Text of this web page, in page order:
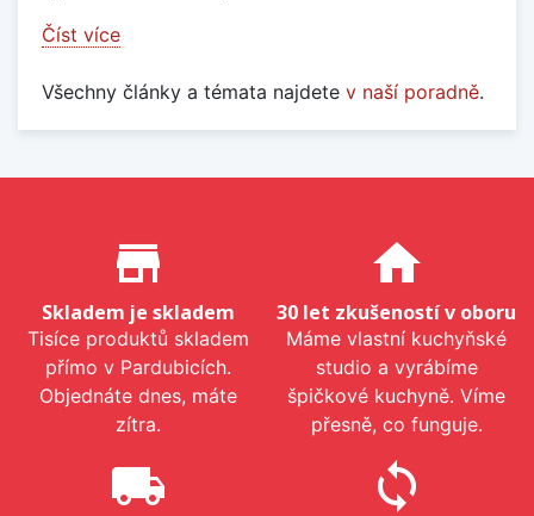
Číst více
Všechny články a témata najdete v naší poradně.
Proč nakupovat u nás?
store_mall_directory
Skladem je skladem
Tisíce produktů skladem
přímo v Pardubicích.
Objednáte dnes, máte
zítra.
home
30 let zkušeností v oboru
Máme vlastní kuchyňské
studio a vyrábíme
špičkové kuchyně. Víme
přesně, co funguje.
local_shipping sync